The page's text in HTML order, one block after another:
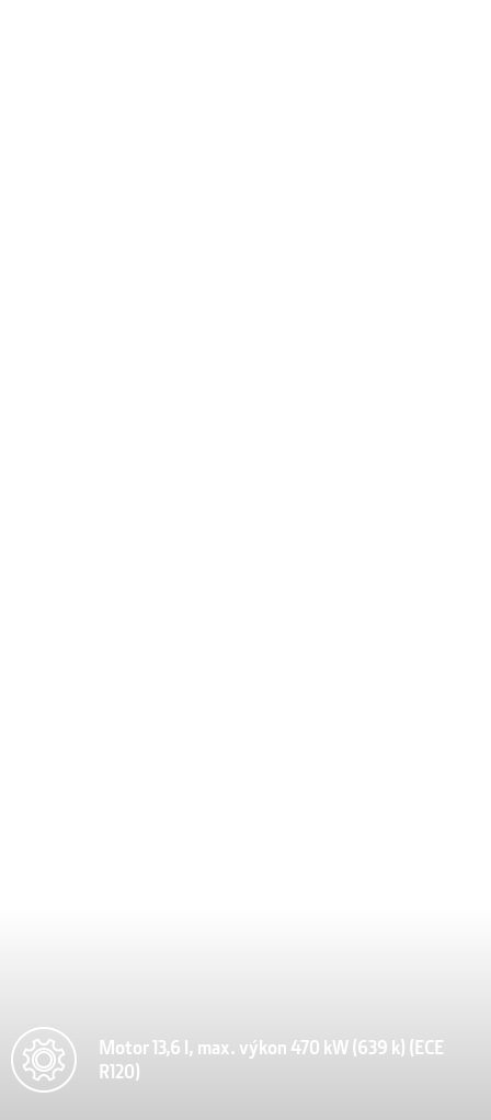
Motor 13,6 l, max. výkon 470 kW (639 k) (ECE
R120)